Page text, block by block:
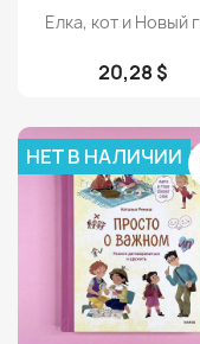
Просмотр
Елка, кот и Новый
20,28 $
НЕТ В НАЛИЧИИ